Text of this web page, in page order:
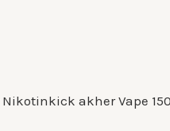
akher Vape